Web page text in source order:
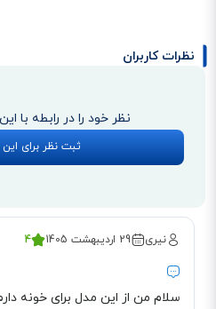
نظرات کاربران
نظر خود را در رابطه با
ثبت نظر برای
نیری 29 اردیبهشت 1405 4
سلام من از این مدل برای خونه